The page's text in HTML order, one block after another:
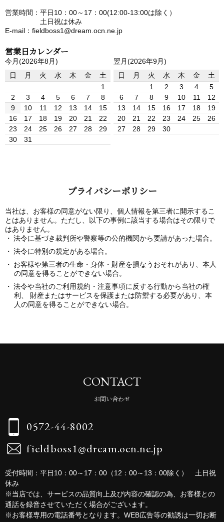
営業時間：平日10：00～17：00(12:00-13:00は除く）
土日祝は休み
E-mail：fieldboss1@dream.ocn.ne.jp
営業日カレンダー
今月(2026年8月)
日
月 火 水 木 金
土
1
2
3 4 5 6 7
8
9
10 11 12 13 14
15
16
17 18 19 20 21
22
23
24 25 26 27 28
29
30
31
翌月(2026年9月)
日
月 火 水 木 金
土
1
2 3 4
5
6
7 8 9 10 11
12
13
14 15 16 17 18
19
20
21 22 23 24 25
26
27
28 29 30
プライバシーポリシー
当社は、お客様の同意がない限り、個人情報を第三者に開示するこ
とはありません。ただし、以下の事例に該当する場合はその限りで
はありません。
法令に基づき裁判所や警察等の公的機関から要請があった場合。
法令に特別の規定がある場合。
お客様や第三者の生命・身体・財産を損なうおそれがあり、本人
の同意を得ることができない場合。
法令や当社のご利用規約・注意事項に反する行動から当社の権
利、 財産またはサービスを保護または防禦する必要があり、本
人の同意を得ることができない場合。
CONTACT
お問い合わせ
0572-44-8002
fieldboss1@dream.ocn.ne.jp
受付時間：平日10：00～17：00（12：00～13：00除く） 土日祝
休み
※当店では、サービスの品質向上及び内容の確認の為、お客様との
通話を録音させていただく場合がございます。
※お客様専用の電話番号となります。WEB広告等の勧誘は一切お断